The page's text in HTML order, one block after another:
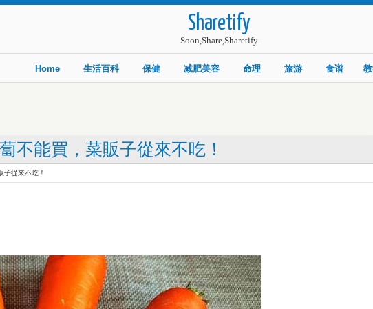
Sharetify
Soon,Share,Sharetify
Home 生活百科 保健 减肥美容 命理 旅游 食谱
不能買，菜販子從來不吃！
子從來不吃！